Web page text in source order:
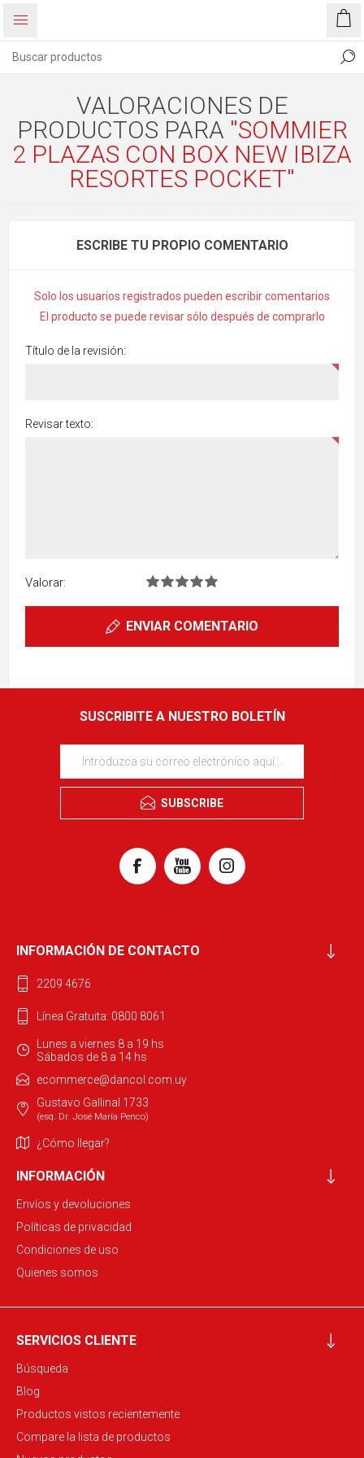
VALORACIONES DE
PRODUCTOS PARA SOMMIER
2 PLAZAS CON BOX NEW IBIZA
RESORTES POCKET
ESCRIBE TU PROPIO COMENTARIO
Solo los usuarios registrados pueden escribir comentarios
El producto se puede revisar sólo después de comprarlo
Título de la revisión:
Revisar texto:
Valorar:
ENVIAR COMENTARIO
SUSCRIBITE A NUESTRO BOLETÍN
SUBSCRIBE
INFORMACIÓN DE CONTACTO
2209 4676
Línea Gratuita: 0800 8061
Lunes a viernes 8 a 19 hs
Sábados de 8 a 14 hs
ecommerce@dancol.com.uy
Gustavo Gallinal 1733
(esq. Dr. José María Penco)
¿Cómo llegar?
INFORMACIÓN
Envíos y devoluciones
Políticas de privacidad
Condiciones de uso
Quienes somos
SERVICIOS CLIENTE
Búsqueda
Blog
Productos vistos recientemente
Compare la lista de productos